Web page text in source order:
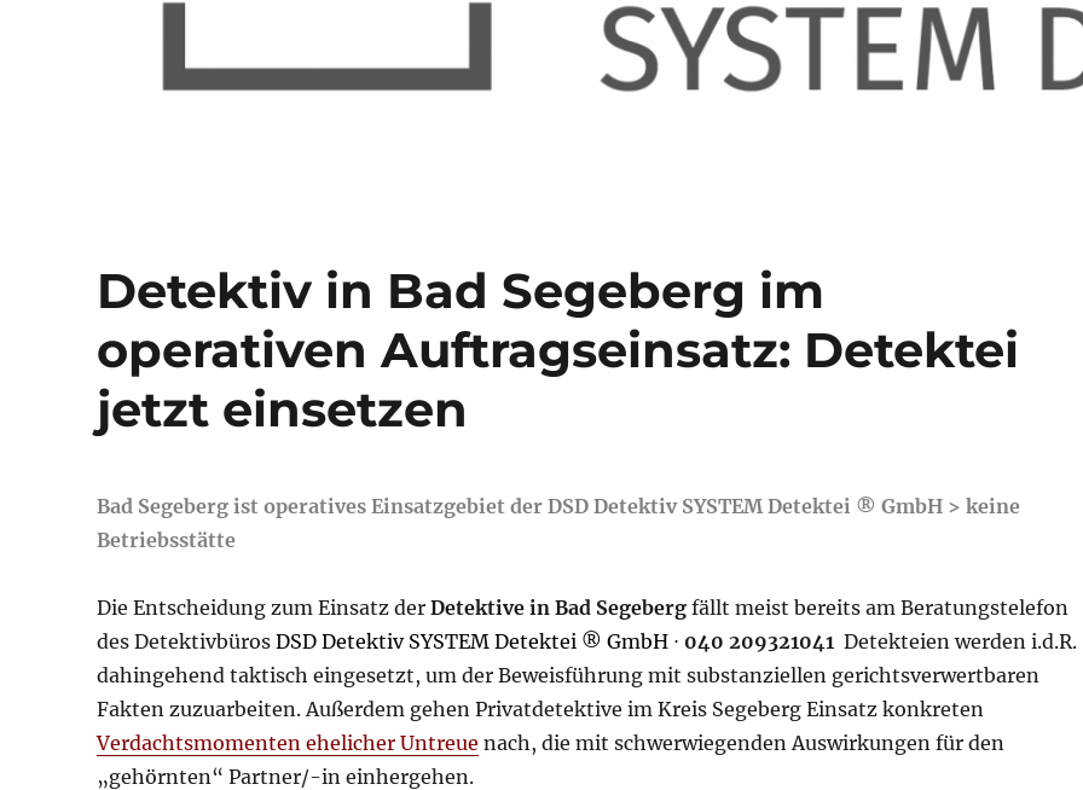
Detektiv in Bad Segeberg im
operativen Auftragseinsatz: Detektei
jetzt einsetzen
Bad Segeberg ist operatives Einsatzgebiet der DSD Detektiv SYSTEM Detektei ® GmbH > keine
Betriebsstätte
Die Entscheidung zum Einsatz derDetektive in Bad Segeberg fällt meist bereits am Beratungstelefon
des DetektivbürosDSD Detektiv SYSTEM Detektei ® GmbH ⋅ 040 209321041 Detekteien werden i.d.R.
dahingehend taktisch eingesetzt, um der Beweisführung mit substanziellen gerichtsverwertbaren
Fakten zuzuarbeiten. Außerdem gehen Privatdetektive im Kreis Segeberg Einsatz konkreten
Verdachtsmomenten ehelicher Untreue nach, die mit schwerwiegenden Auswirkungen für den
„gehörnten“ Partner/-in einhergehen.